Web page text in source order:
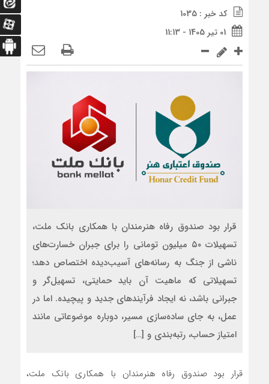
کد خبر : 1035
01 تیر 1405 - 11:13
قرار بود صندوق رفاه هنرمندان با همکاری بانک ملت،
تسهیلات ۵۰ میلیون تومانی را برای جبران خسارت‌های
ناشی از جنگ به رسانه‌های آسیب‌دیده اختصاص دهد؛
تسهیلاتی که ماهیت آن باید حمایتی، تسهیل‌گر و
جبرانی باشد، نه ایجاد فرآیندهای جدید و پیچیده. اما در
عمل، به جای ساده‌سازی مسیر، دوباره موضوعاتی مانند
امتیاز حساب، رتبه‌بندی و […]
قرار بود صندوق رفاه هنرمندان با همکاری بانک ملت،